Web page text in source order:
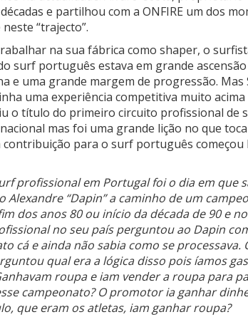
e partilhou com a ONFIRE um dos
“trajecto”.
na sua fábrica como shaper, o
surf português estava em grande
e uma grande margem de progressão. Mas
uma experiência competitiva muito acima
o título do primeiro circuito profissional de
mas foi uma grande lição no que
para o surf português começou
profissional em Portugal foi o dia em que
Alexandre “Dapin” a caminho de um
dos anos 80 ou início da década de 90 e no
no seu país perguntou ao Dapin
cá e ainda não sabia como se processava.
qual era a lógica disso pois íamos
roupa e iam vender a roupa para
campeonato? O promotor ia ganhar
que eram os atletas, iam ganhar roupa?